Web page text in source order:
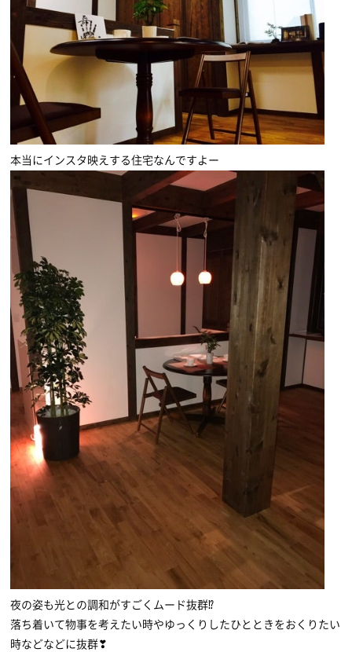
本当にインスタ映えする住宅なんですよー
夜の姿も光との調和がすごくムード抜群⁉
落ち着いて物事を考えたい時やゆっくりしたひとときをおくりたい
時などなどに抜群❣